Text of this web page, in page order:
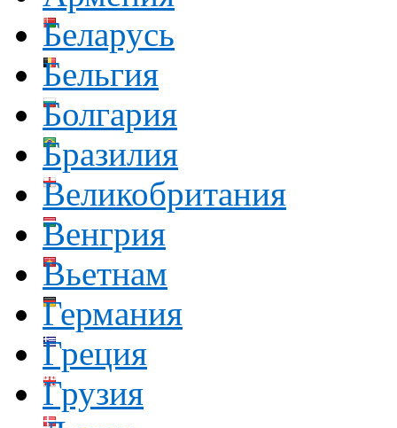
Беларусь
Бельгия
Болгария
Бразилия
Великобритания
Венгрия
Вьетнам
Германия
Греция
Грузия